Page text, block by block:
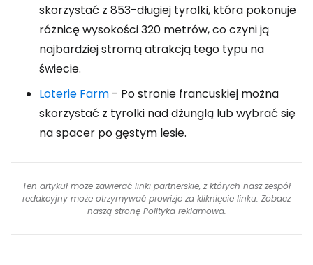
skorzystać z 853-długiej tyrolki, która pokonuje
różnicę wysokości 320 metrów, co czyni ją
najbardziej stromą atrakcją tego typu na
świecie.
Loterie Farm - Po stronie francuskiej można
skorzystać z tyrolki nad dżunglą lub wybrać się
na spacer po gęstym lesie.
Ten artykuł może zawierać linki partnerskie, z których nasz zespół
redakcyjny może otrzymywać prowizje za kliknięcie linku. Zobacz
naszą stronę Polityka reklamowa.